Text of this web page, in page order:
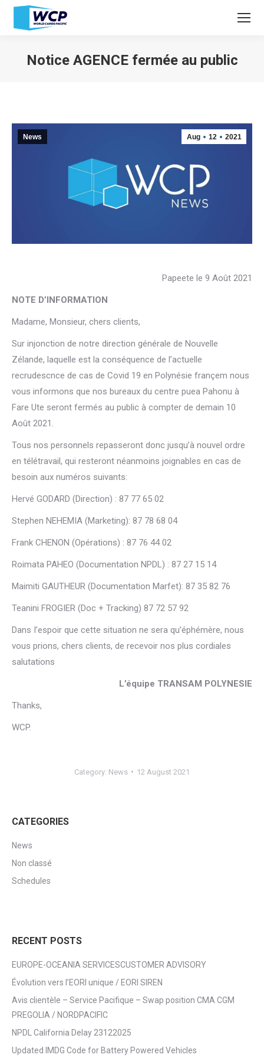
Notice AGENCE fermée au public
Aug 12 2021
News
Papeete le 9 Août 2021
NOTE D’INFORMATION
Madame, Monsieur, chers clients,
Sur injonction de notre direction générale de Nouvelle
Zélande, laquelle est la conséquence de l’actuelle
recrudescnce de cas de Covid 19 en Polynésie françem nous
vous informons que nos bureaux du centre puea Pahonu à
Fare Ute seront fermés au public à compter de demain 10
Août 2021.
Tous nos personnels repasseront donc jusqu’à nouvel ordre
en télétravail, qui resteront néanmoins joignables en cas de
besoin aux numéros suivants:
Hervé GODARD (Direction) : 87 77 65 02
Stephen NEHEMIA (Marketing): 87 78 68 04
Frank CHENON (Opérations) : 87 76 44 02
Roimata PAHEO (Documentation NPDL) : 87 27 15 14
Maimiti GAUTHEUR (Documentation Marfet): 87 35 82 76
Teanini FROGIER (Doc + Tracking) 87 72 57 92
Dans I’espoir que cette situation ne sera qu’éphémère, nous
vous prions, chers clients, de recevoir nos plus cordiales
salutations
L’équipe TRANSAM POLYNESIE
Thanks,
WCP.
Category: News 12 August 2021
CATEGORIES
News
Non classé
Schedules
RECENT POSTS
EUROPE-OCEANIA SERVICESCUSTOMER ADVISORY
Évolution vers l’EORI unique / EORI SIREN
Avis clientèle – Service Pacifique – Swap position CMA CGM
PREGOLIA / NORDPACIFIC
NPDL California Delay 23122025
Updated IMDG Code for Battery Powered Vehicles